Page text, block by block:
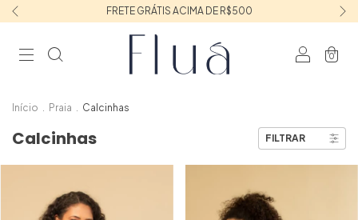
FRETE GRÁTIS ACIMA DE R$500
0
Início . Praia . Calcinhas
Calcinhas FILTRAR